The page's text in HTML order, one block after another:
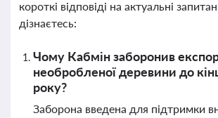
короткі відповіді на актуальні
дізнаєтесь:
Чому Кабмін заборонив
необробленої деревини до
року?
Заборона введена для підтримки